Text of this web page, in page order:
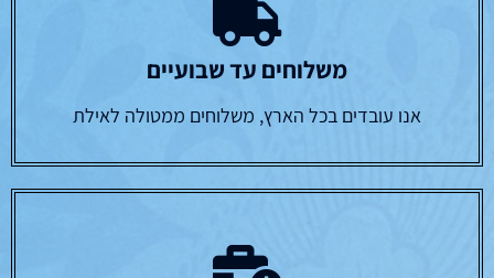
משלוחים עד שבועיים
אנו עובדים בכל הארץ, משלוחים ממטולה לאילת